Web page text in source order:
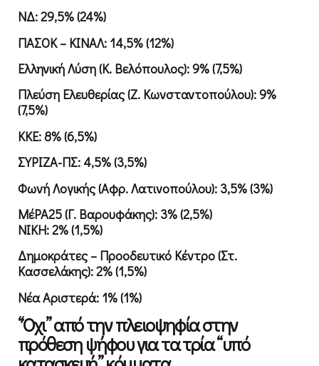
ΝΔ: 29,5% (24%)
ΠΑΣΟΚ – ΚΙΝΑΛ: 14,5% (12%)
Ελληνική Λύση (Κ. Βελόπουλος): 9% (7,5%)
Πλεύση Ελευθερίας (Ζ. Κωνσταντοπούλου): 9%
(7,5%)
ΚΚΕ: 8% (6,5%)
ΣΥΡΙΖΑ-ΠΣ: 4,5% (3,5%)
Φωνή Λογικής (Αφρ. Λατινοπούλου): 3,5% (3%)
ΜέΡΑ25 (Γ. Βαρουφάκης): 3% (2,5%)
ΝΙΚΗ: 2% (1,5%)
Δημοκράτες – Προοδευτικό Κέντρο (Στ.
Κασσελάκης): 2% (1,5%)
Νέα Αριστερά: 1% (1%)
“Όχι” από την πλειοψηφία στην
πρόθεση ψήφου για τα τρία “υπό